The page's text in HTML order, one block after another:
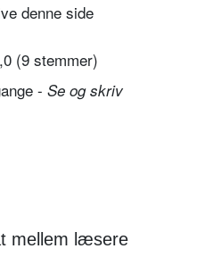
denne side
(9 stemmer)
- Se og skriv
mellem læsere